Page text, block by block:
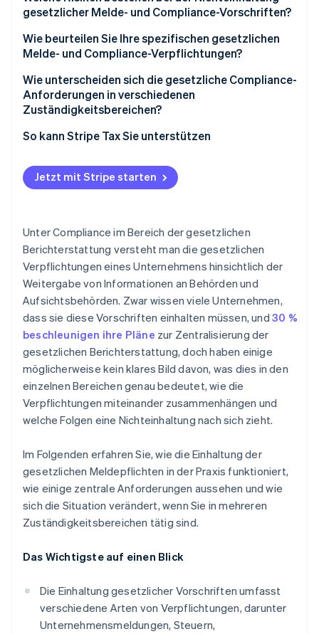
Steuererklärungen und -zahlungen
Anforderungen an den Jahresabschluss
Verpflichtungen in Bezug auf Beschäftigung und
Lohnabrechnung
Branchenspezifische Anforderungen
gesetzlicher Melde- und Compliance-Vorschriften?
Strafen für verspätete Einreichungen
Behördliche Überprüfung bei unvollständigen
Einreichungen
Eingeschränkter Zugang zu Krediten
Risiko bei der Due-Diligence-Prüfung durch
Investorinnen und Investoren
Lizenzrisiko in regulierten Branchen
Wie beurteilen Sie Ihre spezifischen gesetzlichen
Melde- und Compliance-Verpflichtungen?
Verpflichtungen auf Unternehmensebene
Steuerpflichten nach Zuständigkeitsbereich
Compliance im Bereich Beschäftigung
Wie unterscheiden sich die gesetzliche Compliance-
Anforderungen in verschiedenen
Zuständigkeitsbereichen?
Rechnungslegungsstandards
Häufigkeit der Einreichung von Steuererklärungen
Prüfungsschwellen
So kann Stripe Tax Sie unterstützen
Jetzt mit Stripe starten
Unter Compliance im Bereich der gesetzlichen
Berichterstattung versteht man die gesetzlichen
Verpflichtungen eines Unternehmens hinsichtlich der
Weitergabe von Informationen an Behörden und
Aufsichtsbehörden. Zwar wissen viele Unternehmen,
dass sie diese Vorschriften einhalten müssen, und30 %
beschleunigen ihre Pläne zur Zentralisierung der
gesetzlichen Berichterstattung, doch haben einige
möglicherweise kein klares Bild davon, was dies in den
einzelnen Bereichen genau bedeutet, wie die
Verpflichtungen miteinander zusammenhängen und
welche Folgen eine Nichteinhaltung nach sich zieht.
Im Folgenden erfahren Sie, wie die Einhaltung der
gesetzlichen Meldepflichten in der Praxis funktioniert,
wie einige zentrale Anforderungen aussehen und wie
sich die Situation verändert, wenn Sie in mehreren
Zuständigkeitsbereichen tätig sind.
Das Wichtigste auf einen Blick
Die Einhaltung gesetzlicher Vorschriften umfasst
verschiedene Arten von Verpflichtungen, darunter
Unternehmensmeldungen, Steuern,